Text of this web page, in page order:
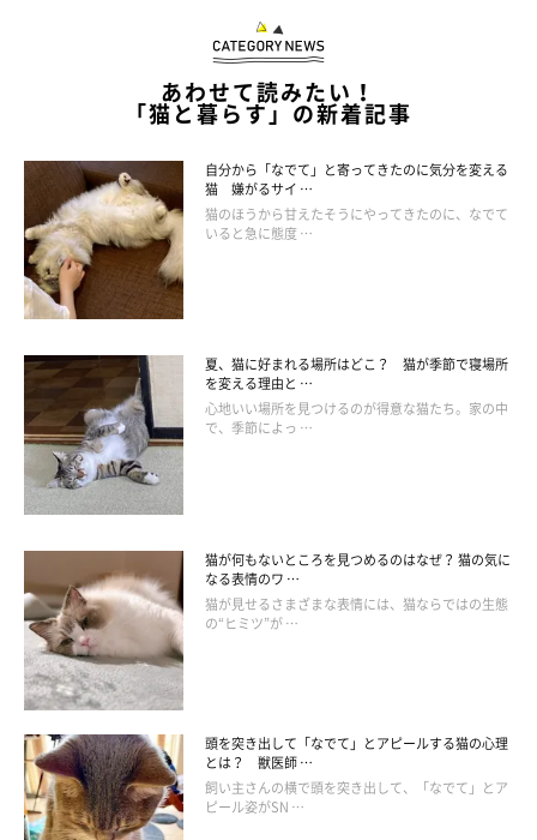
オス2匹がメス1匹を攻撃する
オスの猫は縄張り意識が高いため、メスの猫より立場が強くなっ
てしまうことがあります。オスの2匹をケージに入れてメスの猫
が自由に過ごしている姿を見せれば、オスの立場が弱くなって改
善するかもしれません。それでも攻撃が続く場合は、生活空間を
分けることを検討しましょう。
猫の性格に関して気になること
あわせて読みたい！
「猫と暮らす」の新着記事
自分から「なでて」と寄ってきたのに気分を変える
猫 嫌がるサイ …
猫のほうから甘えたそうにやってきたのに、なでて
いると急に態度 …
夏、猫に好まれる場所はどこ？ 猫が季節で寝場所
を変える理由と …
心地いい場所を見つけるのが得意な猫たち。家の中
で、季節によっ …
猫が何もないところを見つめるのはなぜ？ 猫の気に
なる表情のワ …
猫が見せるさまざまな表情には、猫ならではの生態
の“ヒミツ”が …
頭を突き出して「なでて」とアピールする猫の心理
とは？ 獣医師 …
飼い主さんの横で頭を突き出して、「なでて」とア
ピール姿がSN …